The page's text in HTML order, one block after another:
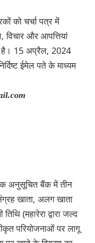
को चर्चा पत्र में
और आपत्तियां
है। 15 अप्रैल, 2024
ईमेल पते के माध्यम
अनुसूचित बैंक में तीन
खाता, अलग खाता
(महारेरा द्वारा जल्द
परियोजनाओं पर लागू